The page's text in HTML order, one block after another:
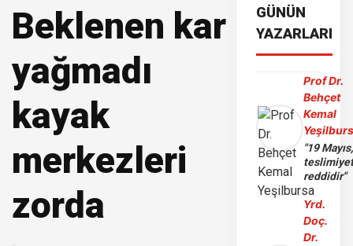
Beklenen kar
yağmadı
kayak
merkezleri
zorda
GÜNÜN
YAZARLARI
Prof Dr.
Behçet
Kemal
"19 Mayıs,
reddidir"
Yrd.
Doç.
Dr.